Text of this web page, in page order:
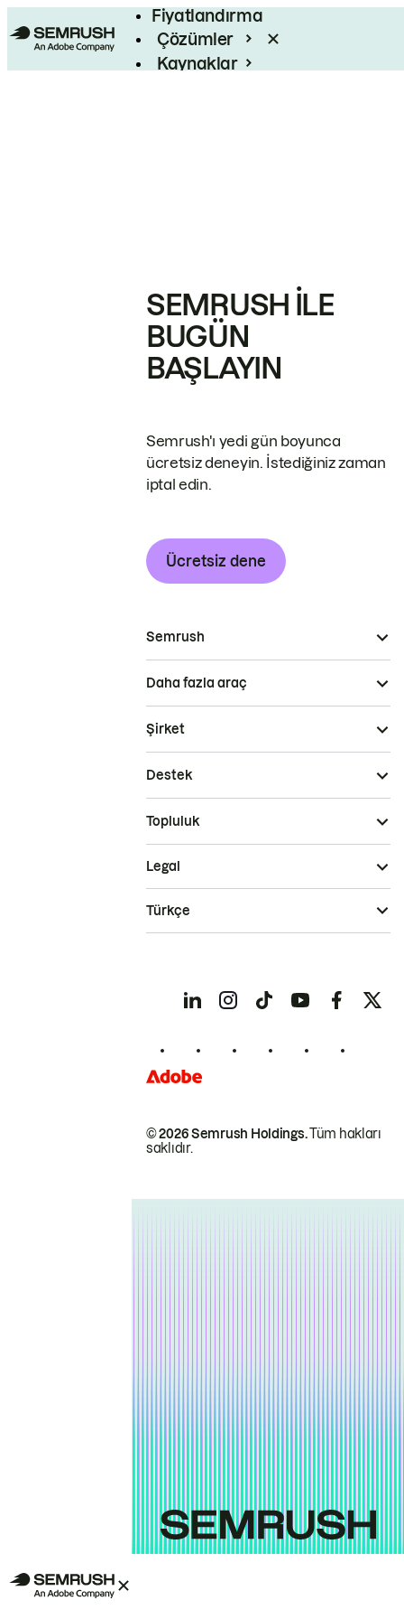
Fiyatlandırma
Çözümler
Kaynaklar
SEMRUSH ILE
BUGÜN
BAŞLAYIN
Semrush'ı yedi gün boyunca
ücretsiz deneyin. İstediğiniz zaman
iptal edin.
Ücretsiz dene
Semrush
Daha fazla araç
Şirket
Destek
Topluluk
© 2026 Semrush Holdings.Tüm hakları
saklıdır.
Legal
Türkçe